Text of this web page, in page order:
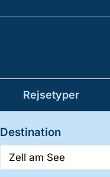
Rejsetyper
Destination
Zell am See